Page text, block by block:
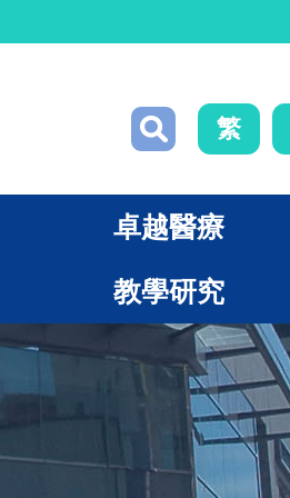
繁
卓越醫療
教學研究